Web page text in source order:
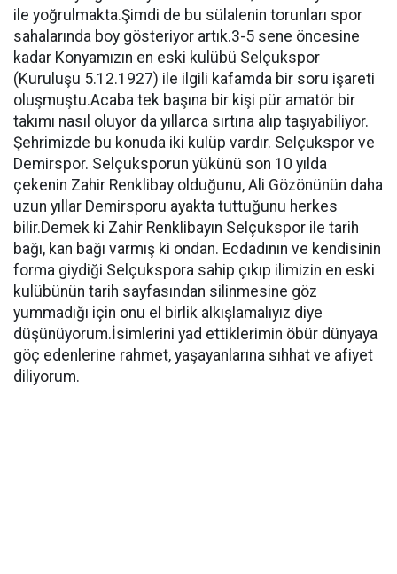
ile yoğrulmakta.Şimdi de bu sülalenin torunları spor
sahalarında boy gösteriyor artık.3-5 sene öncesine
kadar Konyamızın en eski kulübü Selçukspor
(Kuruluşu 5.12.1927) ile ilgili kafamda bir soru işareti
oluşmuştu.Acaba tek başına bir kişi pür amatör bir
takımı nasıl oluyor da yıllarca sırtına alıp taşıyabiliyor.
Şehrimizde bu konuda iki kulüp vardır. Selçukspor ve
Demirspor. Selçuksporun yükünü son 10 yılda
çekenin Zahir Renklibay olduğunu, Ali Gözönünün daha
uzun yıllar Demirsporu ayakta tuttuğunu herkes
bilir.Demek ki Zahir Renklibayın Selçukspor ile tarih
bağı, kan bağı varmış ki ondan. Ecdadının ve kendisinin
forma giydiği Selçukspora sahip çıkıp ilimizin en eski
kulübünün tarih sayfasından silinmesine göz
yummadığı için onu el birlik alkışlamalıyız diye
düşünüyorum.İsimlerini yad ettiklerimin öbür dünyaya
göç edenlerine rahmet, yaşayanlarına sıhhat ve afiyet
diliyorum.